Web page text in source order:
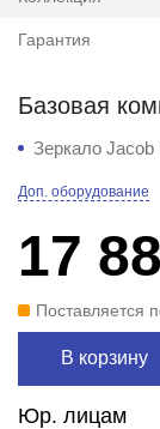
Гарантия
Базовая
Зеркало Jacob
Доп. оборудование
17
Поставляется
В корзину
Юр. лицам